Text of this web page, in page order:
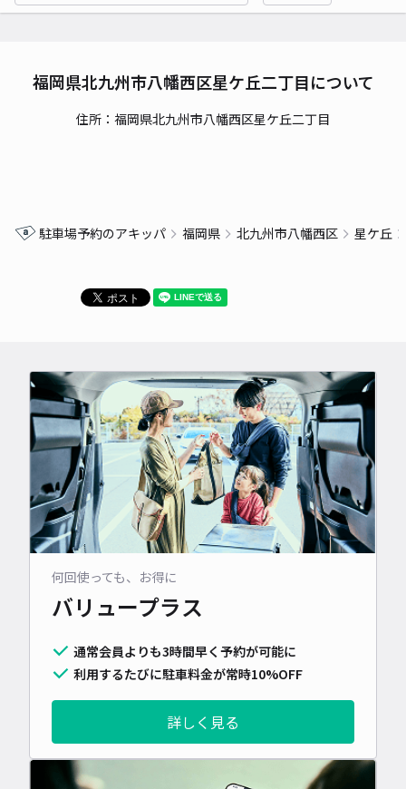
福岡県北九州市八幡西区星ケ丘二丁目について
住所：福岡県北九州市八幡西区星ケ丘二丁目
駐車場予約のアキッパ 福岡県 北九州市八幡西区 星ケ丘
何回使っても、お得に
バリュープラス
通常会員よりも3時間早く予約が可能に
利用するたびに駐車料金が常時10%OFF
詳しく見る